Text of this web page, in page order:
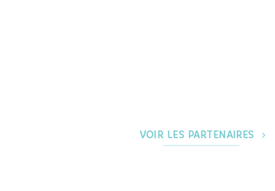
VOIR LES PARTENAIRES